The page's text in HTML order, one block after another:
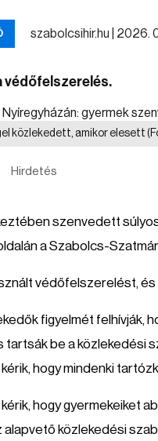
szabolcsihir.hu | 2026.
védőfelszerelés.
közlekedett, amikor elesett
Hirdetés
szenvedett
a Szabolcs-
védőfelszerelést,
figyelmét felhívják,
tartsák be a közlekedési
hogy mindenki
hogy gyermekeiket
alapvető közlekedési